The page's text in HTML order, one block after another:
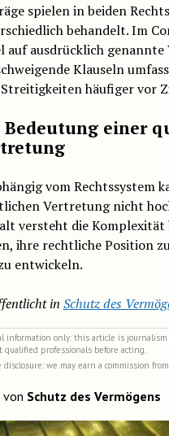
spielen in beiden
behandelt. Im
auf ausdrücklich
Klauseln
Streitigkeiten häufiger vor
Bedeutung einer
vom Rechtssystem
Vertretung nicht
versteht die Komplexität
ihre rechtliche Position
entwickeln.
in Schutz des
information only: this article is journalism
qualified professionals before acting.
disclosure: we may earn a commission
von Schutz des Vermögens